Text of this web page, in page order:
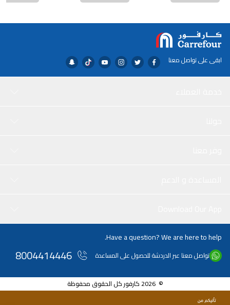
ابقى على تواصل معنا
Have a question? We are here to help.
تواصل معنا عبر الدردشة للحصول على المساعدة 8004414446
© 2026 كارفور كل الحقوق محفوظة